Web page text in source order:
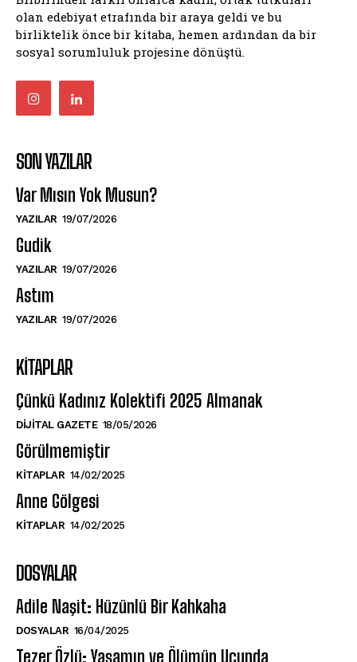
olan edebiyat etrafında bir araya geldi ve bu
birliktelik önce bir kitaba, hemen ardından da bir
sosyal sorumluluk projesine dönüştü.
SON YAZILAR
Var Mısın Yok Musun?
YAZILAR 19/07/2026
Gudik
YAZILAR 19/07/2026
Astım
YAZILAR 19/07/2026
KITAPLAR
Çünkü Kadınız Kolektifi 2025 Almanak
DIJITAL GAZETE 18/05/2026
Görülmemiştir
KITAPLAR 14/02/2025
Anne Gölgesi
KITAPLAR 14/02/2025
DOSYALAR
Adile Naşit: Hüzünlü Bir Kahkaha
DOSYALAR 16/04/2025
Tezer Özlü: Yaşamın ve Ölümün Ucunda